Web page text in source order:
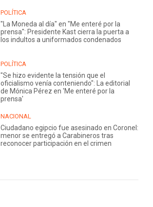
POLÍTICA
"La Moneda al día" en "Me enteré por la
prensa": Presidente Kast cierra la puerta a
los indultos a uniformados condenados
POLÍTICA
"Se hizo evidente la tensión que el
oficialismo venía conteniendo": La editorial
de Mónica Pérez en 'Me enteré por la
prensa'
NACIONAL
Ciudadano egipcio fue asesinado en Coronel:
menor se entregó a Carabineros tras
reconocer participación en el crimen